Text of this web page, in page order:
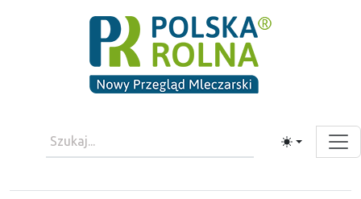
Toggle theme